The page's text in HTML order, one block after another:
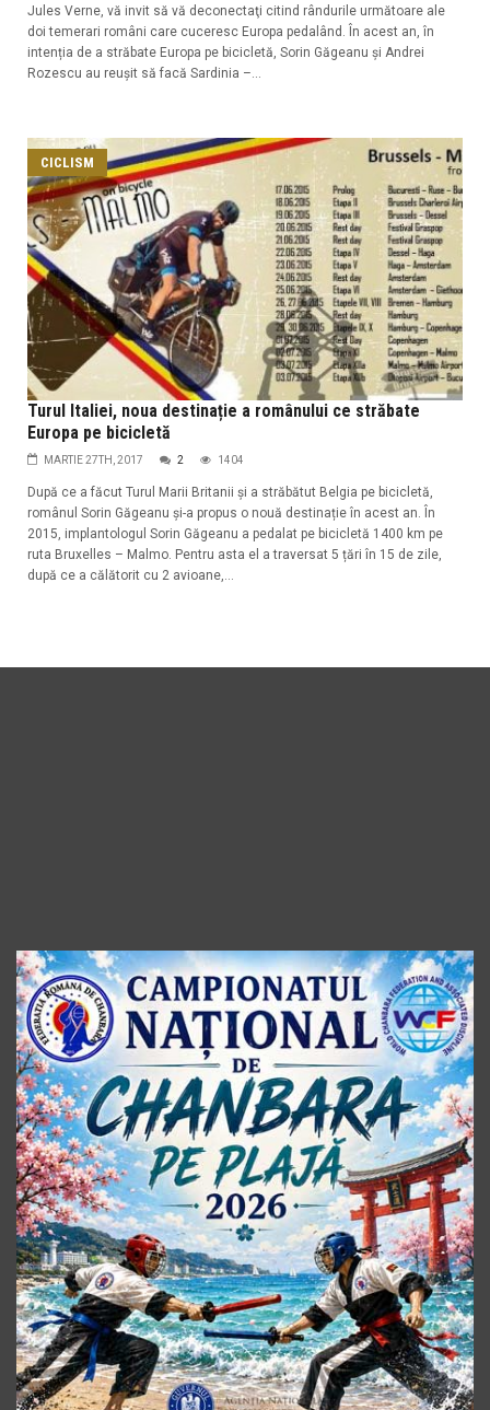
Jules Verne, vă invit să vă deconectaţi citind rândurile următoare ale
doi temerari români care cuceresc Europa pedalând. În acest an, în
intenția de a străbate Europa pe bicicletă, Sorin Găgeanu și Andrei
Rozescu au reușit să facă Sardinia –...
CICLISM
Turul Italiei, noua destinație a românului ce străbate
Europa pe bicicletă
MARTIE 27TH, 2017 2 1404
După ce a făcut Turul Marii Britanii și a străbătut Belgia pe bicicletă,
românul Sorin Găgeanu și-a propus o nouă destinație în acest an. În
2015, implantologul Sorin Găgeanu a pedalat pe bicicletă 1400 km pe
ruta Bruxelles – Malmo. Pentru asta el a traversat 5 țări în 15 de zile,
după ce a călătorit cu 2 avioane,...